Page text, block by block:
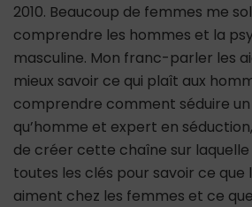
2010. Beaucoup de femmes me
comprendre les hommes et la
masculine. Mon franc-parler les
mieux savoir ce qui plaît aux
comprendre comment séduire
qu’homme et expert en
de créer cette chaîne sur
toutes les clés pour savoir ce que
aiment chez les femmes et ce